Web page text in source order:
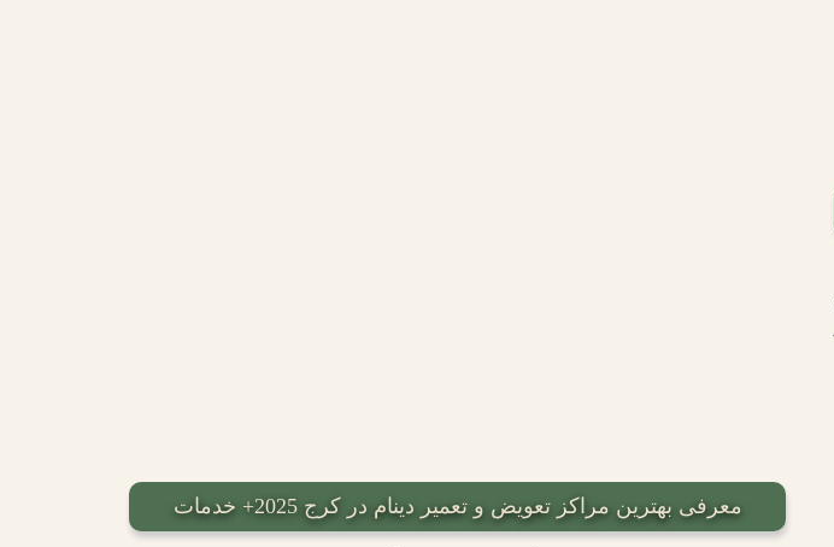
معرفی بهترین مراکز تعویض و تعمیر دینام در کرج 2025+ خدمات